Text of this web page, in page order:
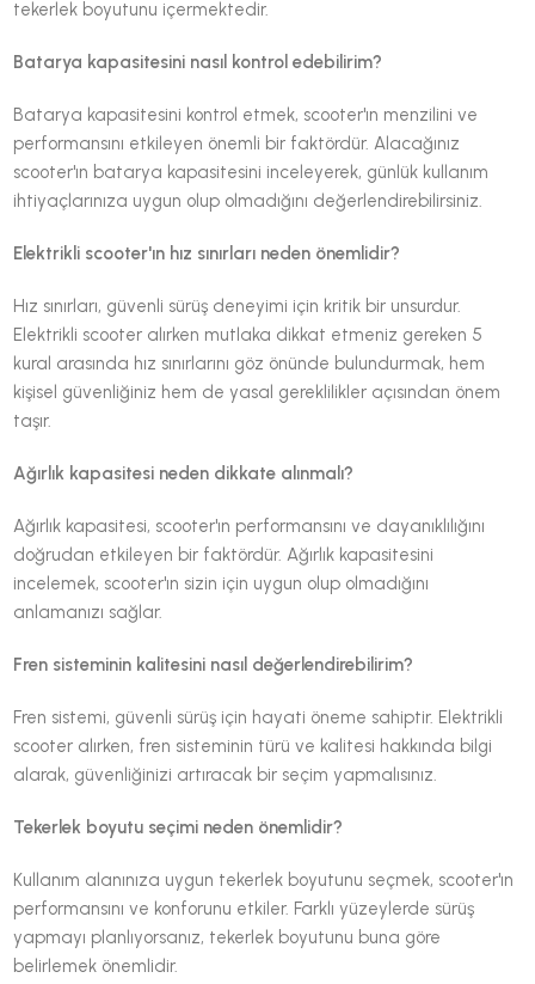
tekerlek boyutunu içermektedir.
Batarya kapasitesini nasıl kontrol edebilirim?
Batarya kapasitesini kontrol etmek, scooter'ın menzilini ve
performansını etkileyen önemli bir faktördür. Alacağınız
scooter'ın batarya kapasitesini inceleyerek, günlük kullanım
ihtiyaçlarınıza uygun olup olmadığını değerlendirebilirsiniz.
Elektrikli scooter'ın hız sınırları neden önemlidir?
Hız sınırları, güvenli sürüş deneyimi için kritik bir unsurdur.
Elektrikli scooter alırken mutlaka dikkat etmeniz gereken 5
kural arasında hız sınırlarını göz önünde bulundurmak, hem
kişisel güvenliğiniz hem de yasal gereklilikler açısından önem
taşır.
Ağırlık kapasitesi neden dikkate alınmalı?
Ağırlık kapasitesi, scooter'ın performansını ve dayanıklılığını
doğrudan etkileyen bir faktördür. Ağırlık kapasitesini
incelemek, scooter'ın sizin için uygun olup olmadığını
anlamanızı sağlar.
Fren sisteminin kalitesini nasıl değerlendirebilirim?
Fren sistemi, güvenli sürüş için hayati öneme sahiptir. Elektrikli
scooter alırken, fren sisteminin türü ve kalitesi hakkında bilgi
alarak, güvenliğinizi artıracak bir seçim yapmalısınız.
Tekerlek boyutu seçimi neden önemlidir?
Kullanım alanınıza uygun tekerlek boyutunu seçmek, scooter'ın
performansını ve konforunu etkiler. Farklı yüzeylerde sürüş
yapmayı planlıyorsanız, tekerlek boyutunu buna göre
belirlemek önemlidir.